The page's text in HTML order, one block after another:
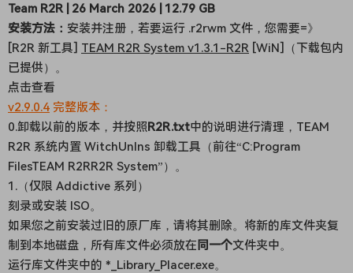
Team R2R | 26 March 2026 | 12.79 GB
安装方法： 安装并注册，若要运行 .r2rwm 文件，您需要=》
[R2R 新工具] TEAM R2R System v1.3.1-R2R [WiN]（下载包内
已提供）。
点击查看
v2.9.0.4 完整版本：
0.卸载以前的版本， 并按照R2R.txt中的说明进行清理，TEAM
R2R 系统内置 WitchUnIns 卸载工具（前往“C:Program
FilesTEAM R2RR2R System”）。
1.（仅限 Addictive 系列）
刻录或安装 ISO。
如果您之前安装过旧的原厂库，请将其删除。将新的库文件夹复
制到本地磁盘，所有库文件必须放在 同一个文件夹中。
运行库文件夹中的 *_Library_Placer.exe。